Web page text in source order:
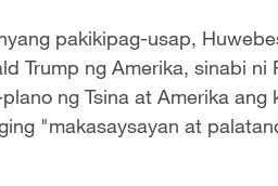
pakikipag-usap,
Trump ng Amerika, sinabi
ng Tsina at Amerika
"makasaysayan at